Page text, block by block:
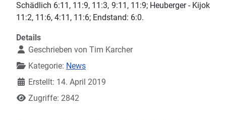
Schädlich 6:11, 11:9, 11:3, 9:11, 11:9; Heuberger - Kijok
11:2, 11:6, 4:11, 11:6; Endstand: 6:0.
Details
Geschrieben von Tim Karcher
Kategorie: News
Erstellt: 14. April 2019
Zugriffe: 2842